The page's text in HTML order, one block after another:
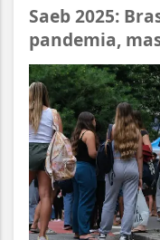
Saeb 2025:
pandemia,